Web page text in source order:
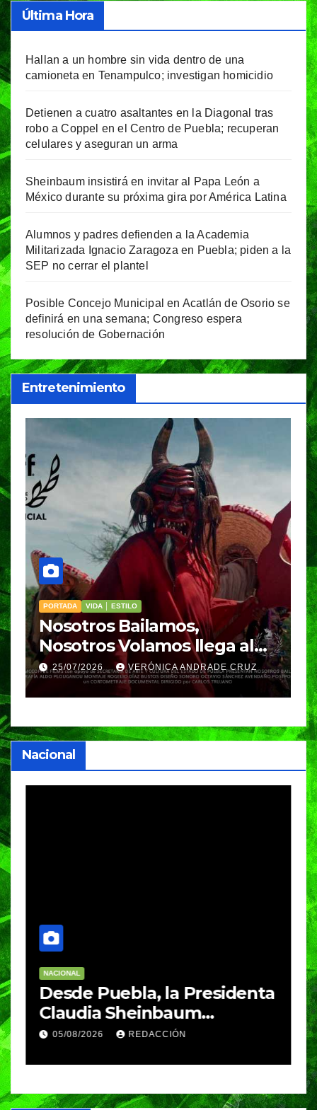
Última Hora
Hallan a un hombre sin vida dentro de una
camioneta en Tenampulco; investigan homicidio
Detienen a cuatro asaltantes en la Diagonal tras
robo a Coppel en el Centro de Puebla; recuperan
celulares y aseguran un arma
Sheinbaum insistirá en invitar al Papa León a
México durante su próxima gira por América Latina
Alumnos y padres defienden a la Academia
Militarizada Ignacio Zaragoza en Puebla; piden a la
SEP no cerrar el plantel
Posible Concejo Municipal en Acatlán de Osorio se
definirá en una semana; Congreso espera
resolución de Gobernación
Entretenimiento
PORTADA VIDA │ ESTILO
Nosotros Bailamos,
Nosotros Volamos llega al
GIFF
25/07/2026 VERÓNICA ANDRADE CRUZ
Nacional
NACIONAL
Desde Puebla, la Presidenta
Claudia Sheinbaum
arrancará la Jornada
05/08/2026 REDACCIÓN